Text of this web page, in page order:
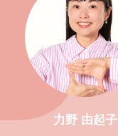
力野 由起子